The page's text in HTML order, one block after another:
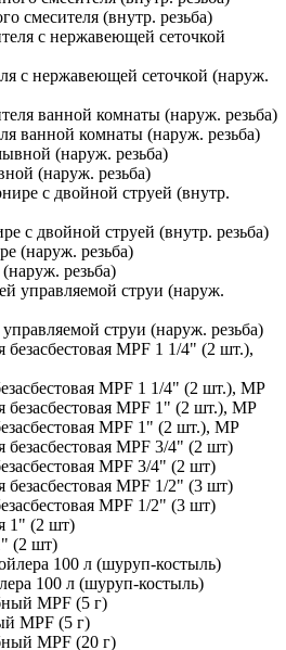
смесителя (внутр. резьба)
с нержавеющей сеточкой (наруж.
ванной комнаты (наруж. резьба)
(наруж. резьба)
с двойной струей (внутр. резьба)
резьба)
струи (наруж. резьба)
MPF 1 1/4" (2 шт.), МР
MPF 1" (2 шт.), МР
MPF 3/4" (2 шт)
MPF 1/2" (3 шт)
(2 шт)
100 л (шуруп-костыль)
MPF (5 г)